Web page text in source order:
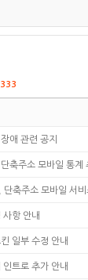
333
애 관련 공지
축주소 모바일 통계
단축주소 모바일 서
사항 안내
일부 수정 안내
인트로 추가 안내